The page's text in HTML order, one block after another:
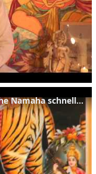
Om Aim Hrim Klim Chamundaye Viche Namaha schnelle Japa Mantra Rezitation